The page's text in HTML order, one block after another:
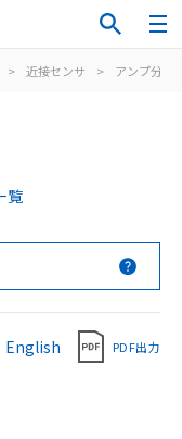
> 近接センサ > アンプ分離
覧
English PDF出力